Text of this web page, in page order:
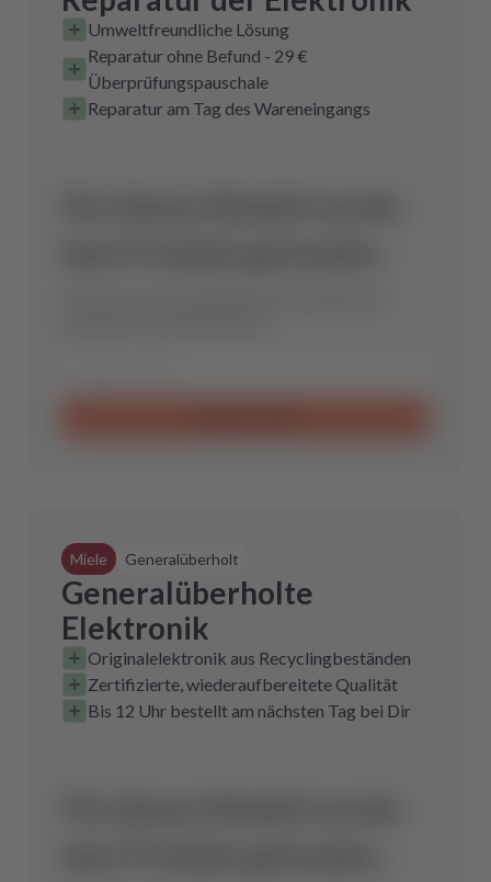
Umweltfreundliche Lösung
Reparatur ohne Befund - 29 €
Überprüfungspauschale
Reparatur am Tag des Wareneingangs
Miele Generalüberholt
Generalüberholte
Elektronik
Originalelektronik aus Recyclingbeständen
Zertifizierte, wiederaufbereitete Qualität
Bis 12 Uhr bestellt am nächsten Tag bei Dir